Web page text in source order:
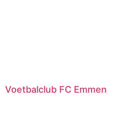
Voetbalclub FC Emmen